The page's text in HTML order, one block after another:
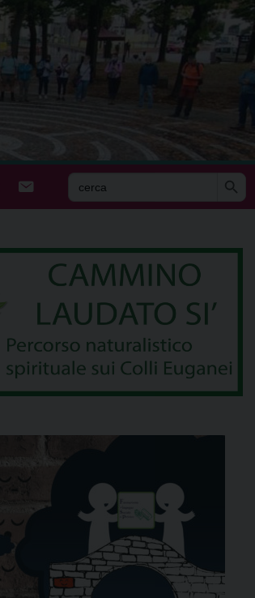
Search Search